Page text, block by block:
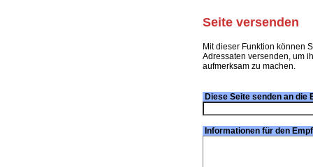
Seite versenden
Mit dieser Funktion können
Adressaten versenden, um
aufmerksam zu machen.
Diese Seite senden an die
Informationen für den